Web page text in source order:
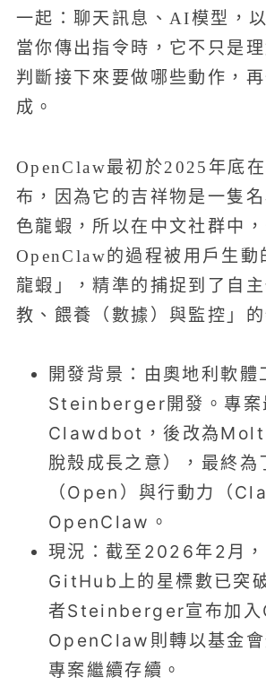
一起：聊天訊息、AI模型，
當你傳出指令時，它不只是
判斷接下來要做哪些動作，
成。
OpenClaw最初於2025年底
布，因為它的吉祥物是一隻
色龍蝦，所以在中文社群中
OpenClaw的過程被用戶生動
龍蝦」，精準的捕捉到了自
教、餵養（數據）與監控」的
開發背景：由奧地利軟
Steinberger開發。專案
Clawdbot，後改為
脫殼成長之意），最終為
（Open）與行動力（
OpenClaw。
現況：截至2026年2月
GitHub上的星標數已突
者Steinberger宣布加入
OpenClaw則轉以基金會
專案繼續存續。